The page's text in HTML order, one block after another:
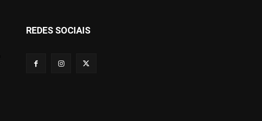
REDES SOCIAIS